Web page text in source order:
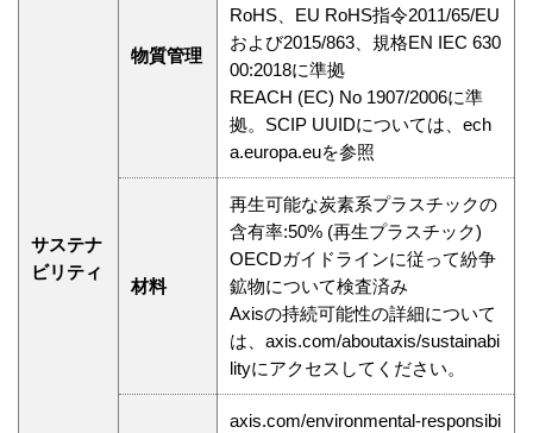
サステナ
ビリティ
物質管理
RoHS、EU RoHS指令2011/65/EU
および2015/863、規格EN IEC 630
00:2018に準拠
REACH (EC) No 1907/2006に準
拠。SCIP UUIDについては、ech
a.europa.euを参照
材料
再生可能な炭素系プラスチックの
含有率:50% (再生プラスチック)
OECDガイドラインに従って紛争
鉱物について検査済み
Axisの持続可能性の詳細について
は、axis.com/aboutaxis/sustainabi
lityにアクセスしてください。
axis.com/environmental-responsibi